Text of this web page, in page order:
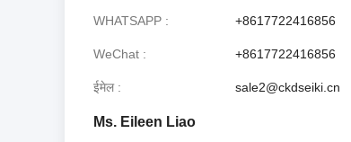
WHATSAPP +8617722416856
WeChat +8617722416856
ईमेल sale2@ckdseiki.cn
Ms. Eileen Liao